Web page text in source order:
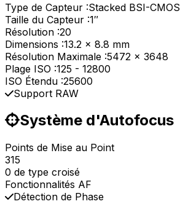
Type de Capteur :Stacked BSI-CMOS
Taille du Capteur :1″
Résolution :20
Dimensions :13.2 x 8.8 mm
Résolution Maximale :5472 x 3648
Plage ISO :125 - 12800
ISO Étendu :25600
Support RAW
Système d'Autofocus
Points de Mise au Point
315
0 de type croisé
Fonctionnalités AF
Détection de Phase